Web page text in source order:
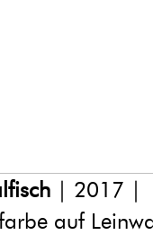
| 2017 |
auf